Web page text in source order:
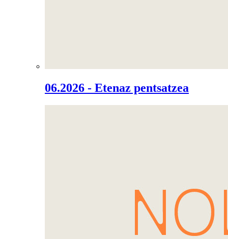
06.2026 - Etenaz pentsatzea